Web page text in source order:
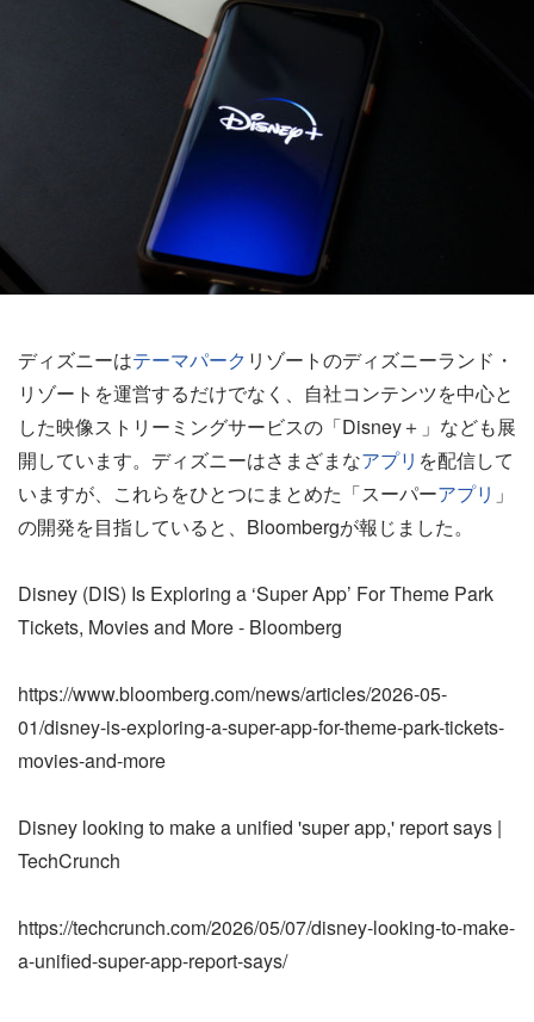
ディズニーはテーマパーク リゾートのディズニーランド・
リゾートを運営するだけでなく、自社コンテンツを中心と
した映像ストリーミングサービスの「Disney＋」なども展
開しています。ディズニーはさまざまなアプリ を配信して
いますが、これらをひとつにまとめた「スーパーアプリ 」
の開発を目指していると、Bloombergが報じました。
Disney (DIS) Is Exploring a ‘Super App’ For Theme Park
Tickets, Movies and More - Bloomberg
https://www.bloomberg.com/news/articles/2026-05-
01/disney-is-exploring-a-super-app-for-theme-park-tickets-
movies-and-more
Disney looking to make a unified 'super app,' report says |
TechCrunch
https://techcrunch.com/2026/05/07/disney-looking-to-make-
a-unified-super-app-report-says/